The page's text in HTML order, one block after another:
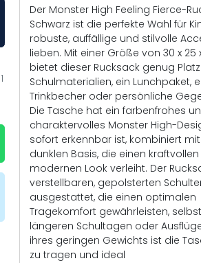
Der Monster High Feeling Fierce-
Schwarz ist die perfekte Wahl für
robuste, auffällige und stilvolle
lieben. Mit einer Größe von 30 x 25
bietet dieser Rucksack genug
Schulmaterialien, ein Lunchpaket,
Trinkbecher oder persönliche
Die Tasche hat ein farbenfrohes
charaktervolles Monster High-
sofort erkennbar ist, kombiniert
dunklen Basis, die einen
modernen Look verleiht. Der
verstellbaren, gepolsterten
ausgestattet, die einen optimalen
Tragekomfort gewährleisten,
längeren Schultagen oder
ihres geringen Gewichts ist die
zu tragen und ideal